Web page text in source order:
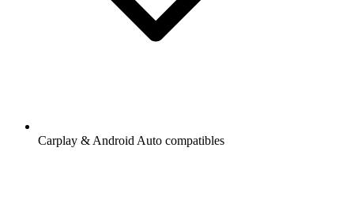
Carplay & Android Auto compatibles